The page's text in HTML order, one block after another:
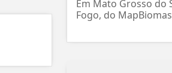
Em Mato Grosso do
Fogo, do